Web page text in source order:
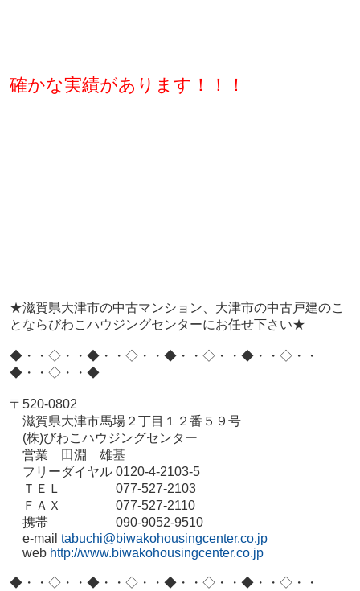
確かな実績があります！！！
★滋賀県大津市の中古マンション、大津市の中古戸建のこ
とならびわこハウジングセンターにお任せ下さい★
◆・・◇・・◆・・◇・・◆・・◇・・◆・・◇・・
◆・・◇・・◆
〒520-0802
滋賀県大津市馬場２丁目１２番５９号
(株)びわこハウジングセンター
営業 田淵 雄基
フリーダイヤル 0120-4-2103-5
ＴＥＬ 077-527-2103
ＦＡＸ 077-527-2110
携帯 090-9052-9510
e-mail tabuchi@biwakohousingcenter.co.jp
web http://www.biwakohousingcenter.co.jp
◆・・◇・・◆・・◇・・◆・・◇・・◆・・◇・・